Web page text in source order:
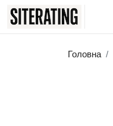
Головна